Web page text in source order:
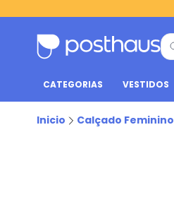
CATEGORIAS VESTIDOS
Inicio Calçado Feminino